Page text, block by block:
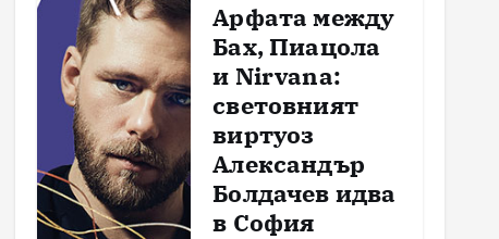
Арфата между
Бах, Пиацола
и Nirvana:
световният
виртуоз
Александър
Болдачев идва
в София